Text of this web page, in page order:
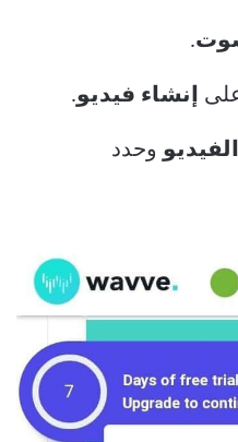
.
إنشاء فيديو.
وحدد